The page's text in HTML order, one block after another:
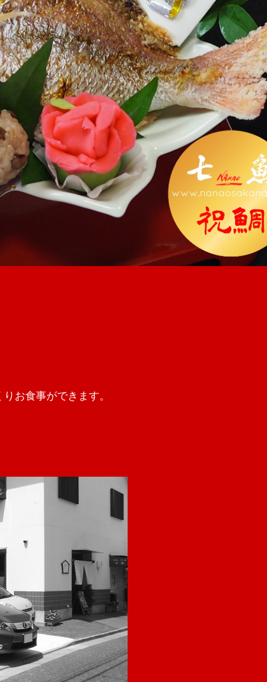
お食事ができます。